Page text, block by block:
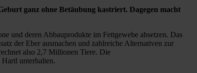
ganz ohne Betäubung kastriert. Dagegen macht
und deren Abbauprodukte im Fettgewebe absetzen. Das
der Eber ausmachen und zahlreiche Alternativen zur
also 2,7 Millionen Tiere. Die
unterhalten.